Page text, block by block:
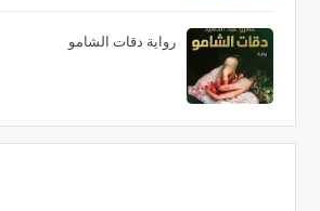
رواية دقات الشامو